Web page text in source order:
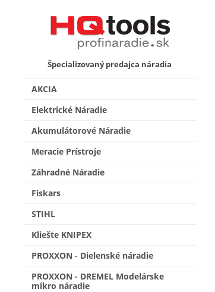
Špecializovaný predajca náradia
AKCIA
Elektrické Náradie
Akumulátorové Náradie
Meracie Prístroje
Záhradné Náradie
Fiskars
STIHL
Kliešte KNIPEX
PROXXON - Dielenské náradie
PROXXON - DREMEL Modelárske
mikro náradie